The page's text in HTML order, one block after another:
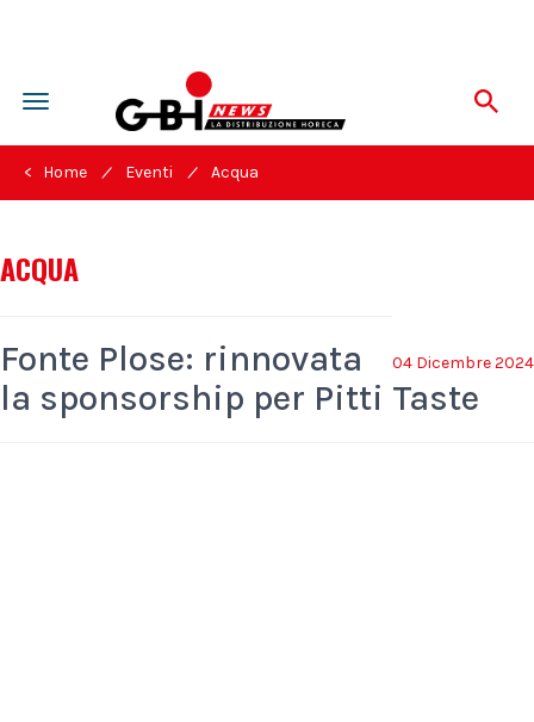
Toggle
navigation
< Home / Eventi / Acqua
ACQUA
04 Dicembre 2024
Fonte Plose: rinnovata
la sponsorship per Pitti Taste